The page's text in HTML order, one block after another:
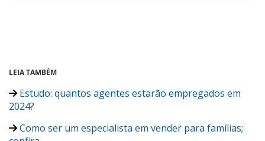
LEIA TAMBÉM
Estudo: quantos agentes estarão empregados em
2024?
Como ser um especialista em vender para famílias;